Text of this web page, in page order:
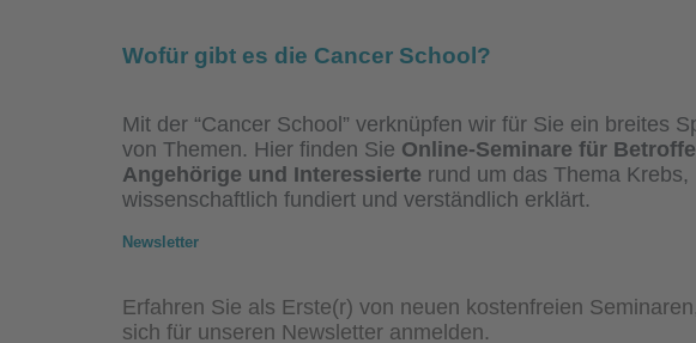
Wofür gibt es die Cancer School?
Mit der “Cancer School” verknüpfen wir für Sie ein breites
von Themen. Hier finden Sie Online-Seminare für
Angehörige und Interessierte rund um das Thema Krebs,
wissenschaftlich fundiert und verständlich erklärt.
Newsletter
Erfahren Sie als Erste(r) von neuen kostenfreien
sich für unseren Newsletter anmelden.